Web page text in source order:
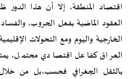
اقتصاد المنطقة، إلا أن هذا الدور
العقود الماضية بفعل الحروب،
الخارجية واليوم ومع التحولات
العراق كفاعل اقتصادي محتمل،
بالثقل الجغرافي فحسب،بل من خلال